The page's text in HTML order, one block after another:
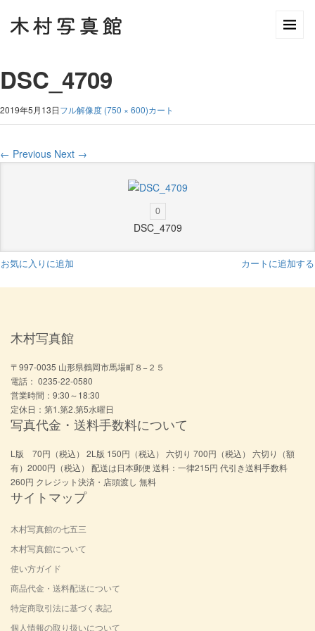
DSC_4709
2019年5月13日フル解像度 (750 × 600)カート
← Previous Next →
0
DSC_4709
お気に入りに追加 カートに追加する
木村写真館
〒997-0035 山形県鶴岡市馬場町８−２５
電話： 0235-22-0580
営業時間：9:30～18:30
定休日：第1.第2.第5水曜日
写真代金・送料手数料について
L版 70円（税込） 2L版 150円（税込） 六切り 700円（税込） 六切り（額
有）2000円（税込） 配送は日本郵便 送料：一律215円 代引き送料手数料
260円 クレジット決済・店頭渡し 無料
サイトマップ
木村写真館の七五三
木村写真館について
使い方ガイド
商品代金・送料配送について
特定商取引法に基づく表記
個人情報の取り扱いについて